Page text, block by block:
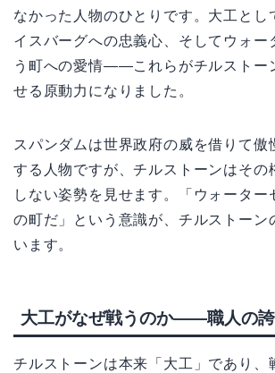
なかった人物のひとりです。大工とし
イスバーグへの忠義心、そしてウォー
う町への愛情——これらがチルストー
せる原動力になりました。
スパンダムは世界政府の威を借りて傲
する人物ですが、チルストーンはその
しない姿勢を見せます。「ウォーター
の町だ」という意識が、チルストーン
います。
大工がなぜ戦うのか——職人の誇
チルストーンは本来「大工」であり、